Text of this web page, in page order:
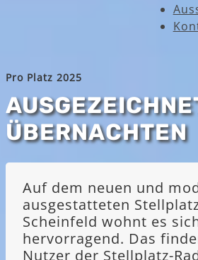
Pro Platz 2025
ÜBERNACHTEN
Auf dem neuen und
ausgestatteten
Scheinfeld wohnt es
hervorragend. Das
Nutzer der Stellplatz-